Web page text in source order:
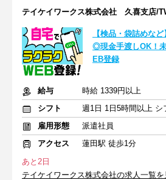
テイケイワークス株式会社 久喜支店/
【検品・袋詰めな
◎現金手渡しOK！
EB登録
給与
時給 1339円以上
シフト
週1日 1日5時間以上 シ
雇用形態
派遣社員
アクセス
蓮田駅 徒歩1分
あと2日
テイケイワークス株式会社の求人一覧を